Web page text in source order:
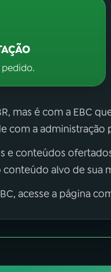
pedido.
mas é com a EBC
com a administração
e conteúdos
alvo de sua
acesse a página